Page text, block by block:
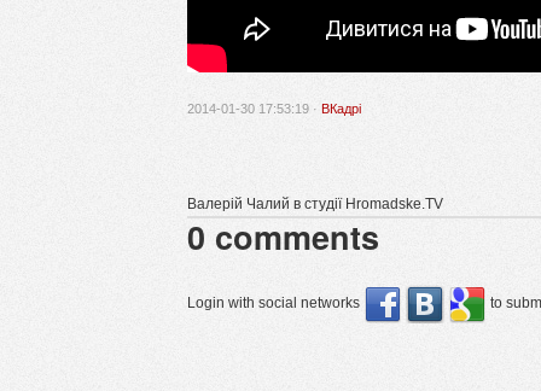
2014-01-30 17:53:19 · ВКадрі
Валерій Чалий в студії Hromadske.TV
0 comments
Login with social networks to